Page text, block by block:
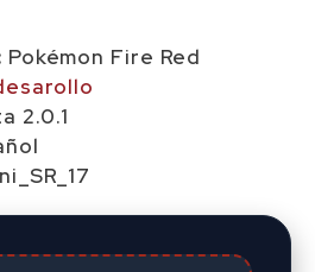
Pokémon Fire Red
2.0.1